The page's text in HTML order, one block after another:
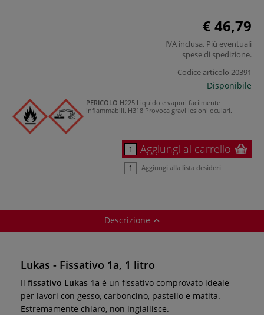
€ 46,79
IVA inclusa. Più eventuali
spese di spedizione.
Codice articolo 20391
Disponibile
PERICOLO H225 Liquido e vapori facilmente
infiammabili. H318 Provoca gravi lesioni oculari.
Aggiungi al carrello
Aggiungi alla lista desideri
Descrizione
Lukas - Fissativo 1a, 1 litro
Il fissativo Lukas 1a è un fissativo comprovato ideale
per lavori con gesso, carboncino, pastello e matita.
Estremamente chiaro, non ingiallisce.